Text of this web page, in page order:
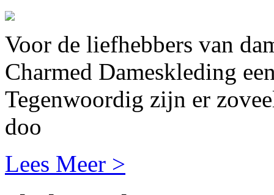
Voor de liefhebbers van
Charmed Dameskleding
Tegenwoordig zijn er
doo
Lees Meer >